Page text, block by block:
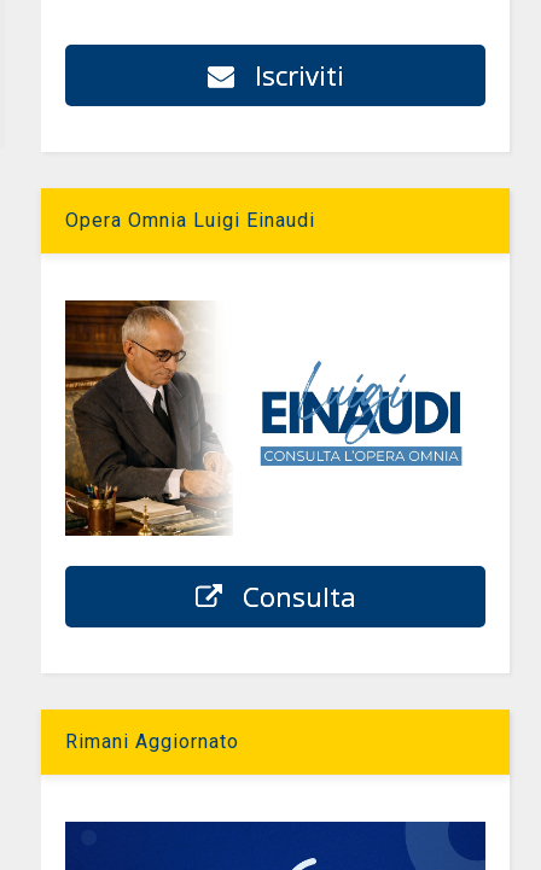
Iscriviti
Opera Omnia Luigi Einaudi
Consulta
Rimani Aggiornato